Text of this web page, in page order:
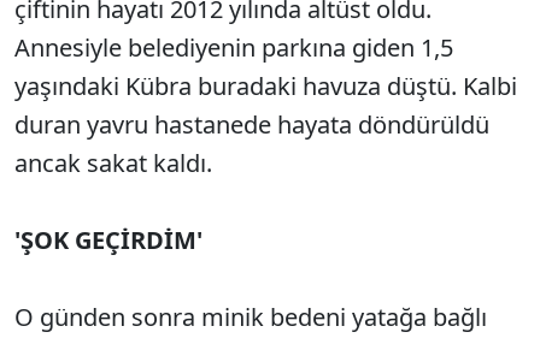
çiftinin hayatı 2012 yılında altüst oldu.
Annesiyle belediyenin parkına giden 1,5
yaşındaki Kübra buradaki havuza düştü. Kalbi
duran yavru hastanede hayata döndürüldü
ancak sakat kaldı.
'ŞOK GEÇİRDİM'
O günden sonra minik bedeni yatağa bağlı